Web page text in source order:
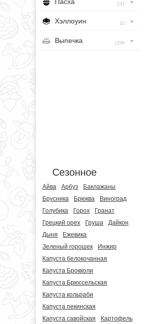
237
Хэллоуин 31
Выпечка 1296
Сезонное
Айва Арбуз
Баклажаны
Брусника
Брюква
Виноград
Голубика
Горох
Гранат
Грецкий орех
Груша
Дайкон
Дыня
Ежевика
Зеленый горошек
Инжир
Капуста белокочанная
Капуста Брокколи
Капуста Брюссельская
Капуста кольраби
Капуста пекинская
Капуста савойская
Картофель